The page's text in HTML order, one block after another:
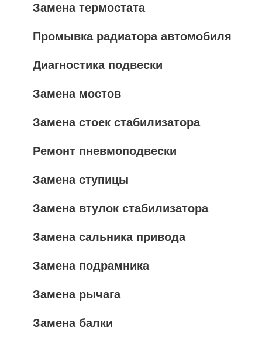
Замена термостата
Промывка радиатора автомобиля
Диагностика подвески
Замена мостов
Замена стоек стабилизатора
Ремонт пневмоподвески
Замена ступицы
Замена втулок стабилизатора
Замена сальника привода
Замена подрамника
Замена рычага
Замена балки